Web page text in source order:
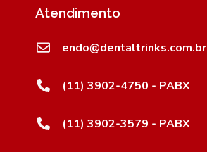
Atendimento
endo@dentaltrinks.com.br
(11) 3902-4750 - PABX
(11) 3902-3579 - PABX